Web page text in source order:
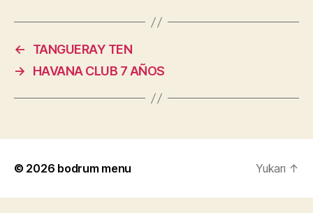
←
TANGUERAY TEN
→
HAVANA CLUB 7 AÑOS
© 2026 bodrum menu Yukarı ↑